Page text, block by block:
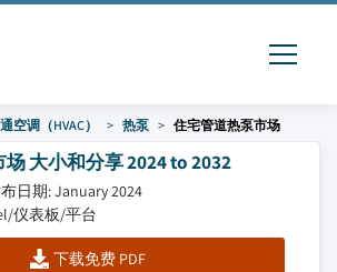
空调（HVAC） 热泵 住宅管道热泵市场
大小和分享 2024 to 2032
日期: January 2024
仪表板/平台
下载免费 PDF